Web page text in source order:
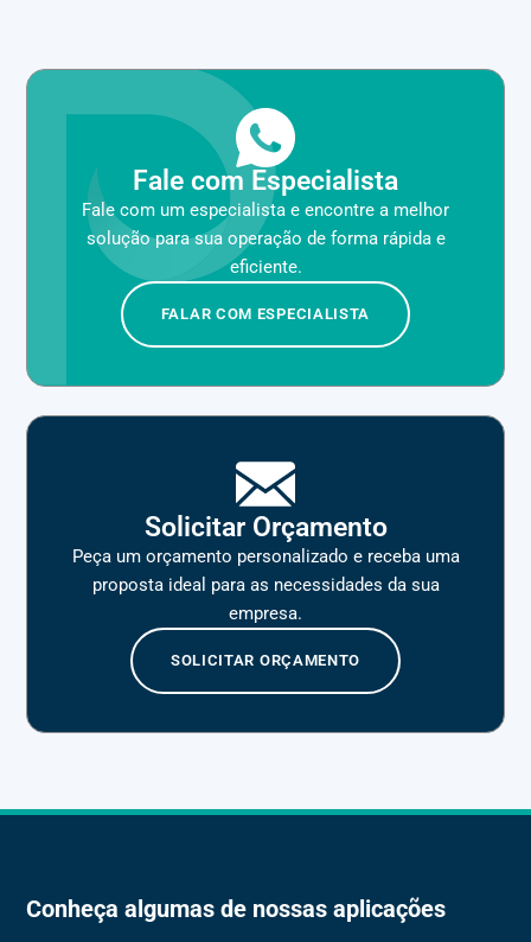
Fale com Especialista
Fale com um especialista e encontre a melhor
solução para sua operação de forma rápida e
eficiente.
FALAR COM ESPECIALISTA
Solicitar Orçamento
Peça um orçamento personalizado e receba uma
proposta ideal para as necessidades da sua
empresa.
SOLICITAR ORÇAMENTO
Conheça algumas de nossas aplicações